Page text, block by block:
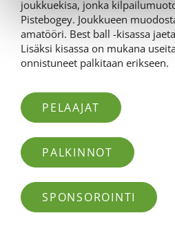
joukkuekisa, jonka
Pistebogey. Joukkueen
amatööri. Best ball -kisassa
Lisäksi kisassa on mukana
onnistuneet palkitaan erikseen.
PELAAJAT
PALKINNOT
SPONSOROINTI